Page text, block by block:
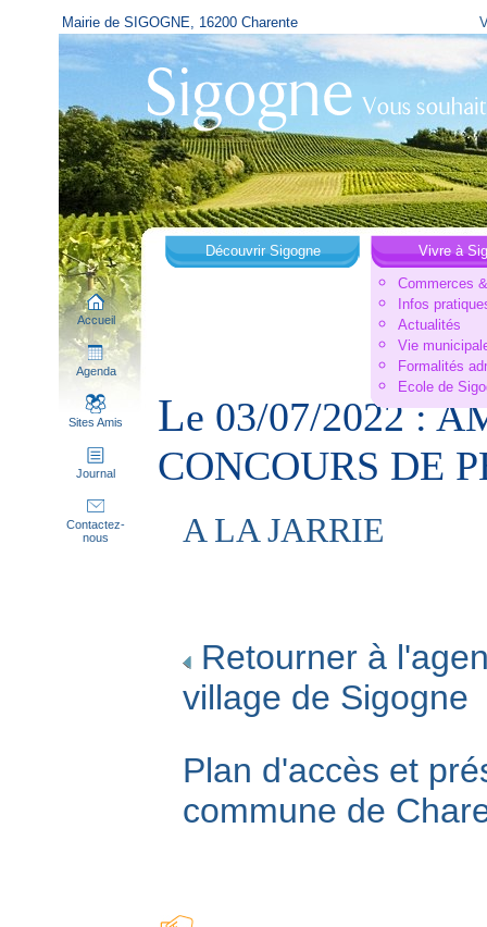
Mairie de SIGOGNE, 16200 Charente
Accueil
Agenda
Sites Amis
Journal
Contactez-
nous
Découvrir Sigogne
Vivre à
Commerces
Infos
Actualités
Vie
Formalités
Ecole de
Le 03/07/2022 :
CONCOURS DE
A LA JARRIE
Retourner à
village de Sigogne
Plan d'accès et
commune de